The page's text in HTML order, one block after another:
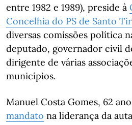
entre 1982 e 1989), preside à
Concelhia do PS de Santo
diversas comissões política
deputado, governador civil
dirigente de várias
municípios.
Manuel Costa Gomes, 62
mandato na liderança da